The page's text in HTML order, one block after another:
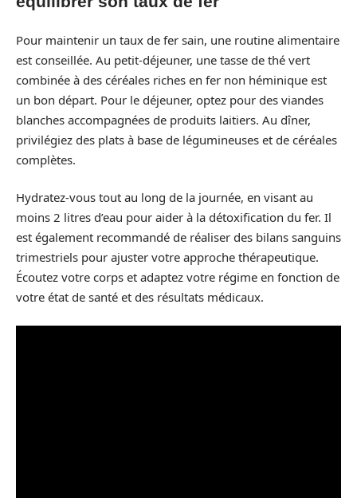
Pour maintenir un taux de fer sain, une routine alimentaire
est conseillée. Au petit-déjeuner, une tasse de thé vert
combinée à des céréales riches en fer non héminique est
un bon départ. Pour le déjeuner, optez pour des viandes
blanches accompagnées de produits laitiers. Au dîner,
privilégiez des plats à base de légumineuses et de céréales
complètes.
Hydratez-vous tout au long de la journée, en visant au
moins 2 litres d’eau pour aider à la détoxification du fer. Il
est également recommandé de réaliser des bilans sanguins
trimestriels pour ajuster votre approche thérapeutique.
Écoutez votre corps et adaptez votre régime en fonction de
votre état de santé et des résultats médicaux.